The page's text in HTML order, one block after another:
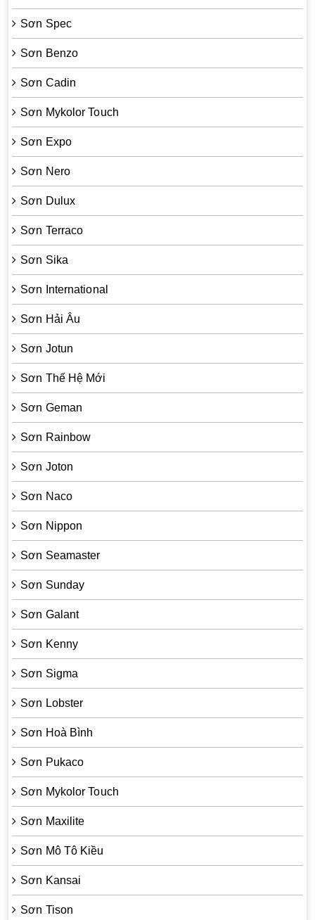
Sơn Spec
Sơn Benzo
Sơn Cadin
Sơn Mykolor Touch
Sơn Expo
Sơn Nero
Sơn Dulux
Sơn Terraco
Sơn Sika
Sơn International
Sơn Hải Âu
Sơn Jotun
Sơn Thế Hệ Mới
Sơn Geman
Sơn Rainbow
Sơn Joton
Sơn Naco
Sơn Nippon
Sơn Seamaster
Sơn Sunday
Sơn Galant
Sơn Kenny
Sơn Sigma
Sơn Lobster
Sơn Hoà Bình
Sơn Pukaco
Sơn Mykolor Touch
Sơn Maxilite
Sơn Mô Tô Kiều
Sơn Kansai
Sơn Tison